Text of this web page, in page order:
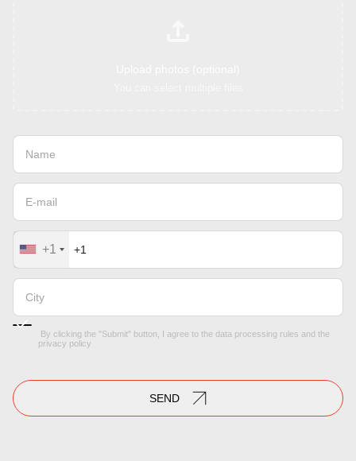
+1
By clicking the "Submit" button, I agree to the data processing rules and the
privacy policy
SEND